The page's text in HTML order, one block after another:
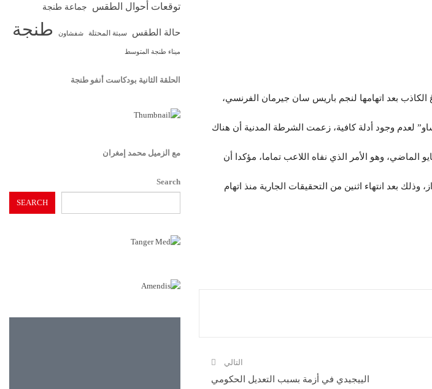
الكاذب بعد اتهامها لنجم باريس سان جيرمان الفرنسي،
لعدم وجود أدلة كافية، زعمت الشرطة المدنية أن هناك
الماضي، وهو الأمر الذي نفاه اللاعب تماما، مؤكدا أن
وذلك بعد انتهاء اثنين من التحقيقات الجارية منذ اتهام
التالي
الييجيدي في أزمة بسبب التعديل الحكومي
توقعات أحوال الطقس جماعة طنجة
حالة الطقس سبتة المحتلة شفشاون طنجة
ميناء طنجة المتوسط
الحلقة الثانية بودكاست أنفو طنجة
مع الزميل محمد إمغران
Search
SEARCH